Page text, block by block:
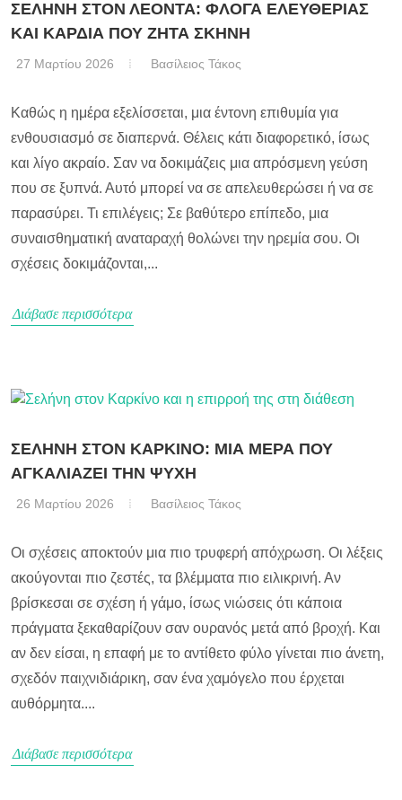
ΣΕΛΗΝΗ ΣΤΟΝ ΛΕΟΝΤΑ: ΦΛΟΓΑ ΕΛΕΥΘΕΡΙΑΣ
ΚΑΙ ΚΑΡΔΙΑ ΠΟΥ ΖΗΤΑ ΣΚΗΝΗ
27 Μαρτίου 2026 Βασίλειος Τάκος
Καθώς η ημέρα εξελίσσεται, μια έντονη επιθυμία για
ενθουσιασμό σε διαπερνά. Θέλεις κάτι διαφορετικό, ίσως
και λίγο ακραίο. Σαν να δοκιμάζεις μια απρόσμενη γεύση
που σε ξυπνά. Αυτό μπορεί να σε απελευθερώσει ή να σε
παρασύρει. Τι επιλέγεις; Σε βαθύτερο επίπεδο, μια
συναισθηματική αναταραχή θολώνει την ηρεμία σου. Οι
σχέσεις δοκιμάζονται,...
Διάβασε περισσότερα
ΣΕΛΗΝΗ ΣΤΟΝ ΚΑΡΚΙΝΟ: ΜΙΑ ΜΕΡΑ ΠΟΥ
ΑΓΚΑΛΙΑΖΕΙ ΤΗΝ ΨΥΧΗ
26 Μαρτίου 2026 Βασίλειος Τάκος
Οι σχέσεις αποκτούν μια πιο τρυφερή απόχρωση. Οι λέξεις
ακούγονται πιο ζεστές, τα βλέμματα πιο ειλικρινή. Αν
βρίσκεσαι σε σχέση ή γάμο, ίσως νιώσεις ότι κάποια
πράγματα ξεκαθαρίζουν σαν ουρανός μετά από βροχή. Και
αν δεν είσαι, η επαφή με το αντίθετο φύλο γίνεται πιο άνετη,
σχεδόν παιχνιδιάρικη, σαν ένα χαμόγελο που έρχεται
αυθόρμητα....
Διάβασε περισσότερα